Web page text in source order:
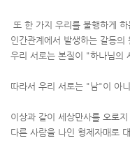
또 한 가지 우리를 불행하게
인간관계에서 발생하는 갈등
우리 서로는 본질이 "하나님의
따라서 우리 서로는 "남"이 아
이상과 같이 세상만사를 오로
다른 사람을 나인 형제자매로